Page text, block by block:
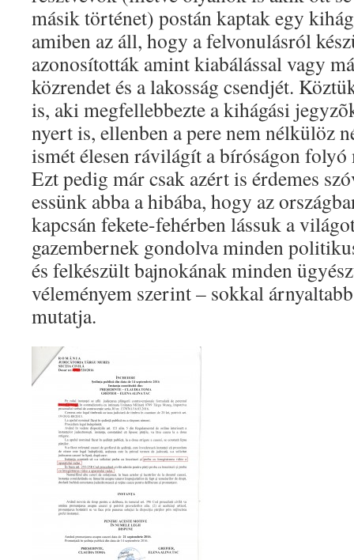
másik történet) postán kaptak egy
amiben az áll, hogy a felvonulásról
azonosították amint kiabálással vagy
közrendet és a lakosság csendjét.
is, aki megfellebbezte a kihágási
nyert is, ellenben a pere nem nélkülöz
ismét élesen rávilágít a bíróságon folyó
Ezt pedig már csak azért is érdemes
essünk abba a hibába, hogy az
kapcsán fekete-fehérben lássuk a
gazembernek gondolva minden
és felkészült bajnokának minden
véleményem szerint – sokkal
mutatja.